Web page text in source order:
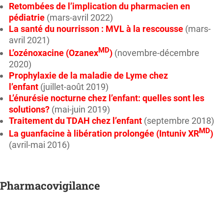
Retombées de l’implication du pharmacien en
pédiatrie (mars-avril 2022)
La santé du nourrisson : MVL à la rescousse (mars-
avril 2021)
L’ozénoxacine (OzanexMD) (novembre-décembre
2020)
Prophylaxie de la maladie de Lyme chez
l’enfant (juillet-août 2019)
L’énurésie nocturne chez l’enfant: quelles sont les
solutions? (mai-juin 2019)
Traitement du TDAH chez l’enfant (septembre 2018)
La guanfacine à libération prolongée (Intuniv XRMD)
(avril-mai 2016)
Pharmacovigilance